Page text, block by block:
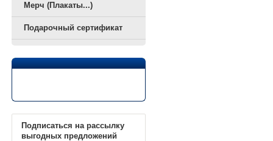
Мерч (Плакаты...)
Подарочный сертификат
Подписаться на рассылку
выгодных предложений